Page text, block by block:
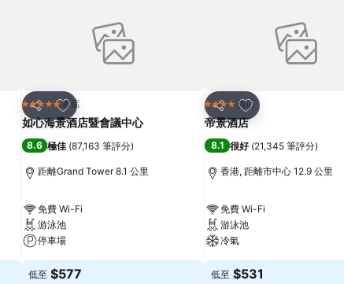
分享
放到收藏夾
5 星級 酒店
如心海景酒店暨會議中心
8.6 極佳 (87,163 筆評分)
距離Grand Tower 8.1 公里
免費 Wi-Fi
游泳池
停車場
低至 $577
分享
放到收藏夾
4 星級 酒店
帝景酒店
8.1 很好 (21,345 筆評分)
香港, 距離市中心 12.9 公里
免費 Wi-Fi
游泳池
冷氣
低至 $531